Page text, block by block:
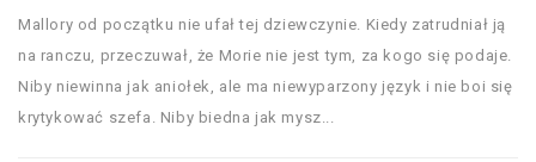
Mallory od początku nie ufał tej dziewczynie. Kiedy zatrudniał ją
na ranczu, przeczuwał, że Morie nie jest tym, za kogo się podaje.
Niby niewinna jak aniołek, ale ma niewyparzony język i nie boi się
krytykować szefa. Niby biedna jak mysz...